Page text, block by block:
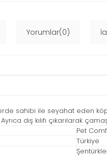
Yorumlar(0)
sahibi ile seyahat eden
dış kılıfı çıkarılarak
Pet
Türkiye